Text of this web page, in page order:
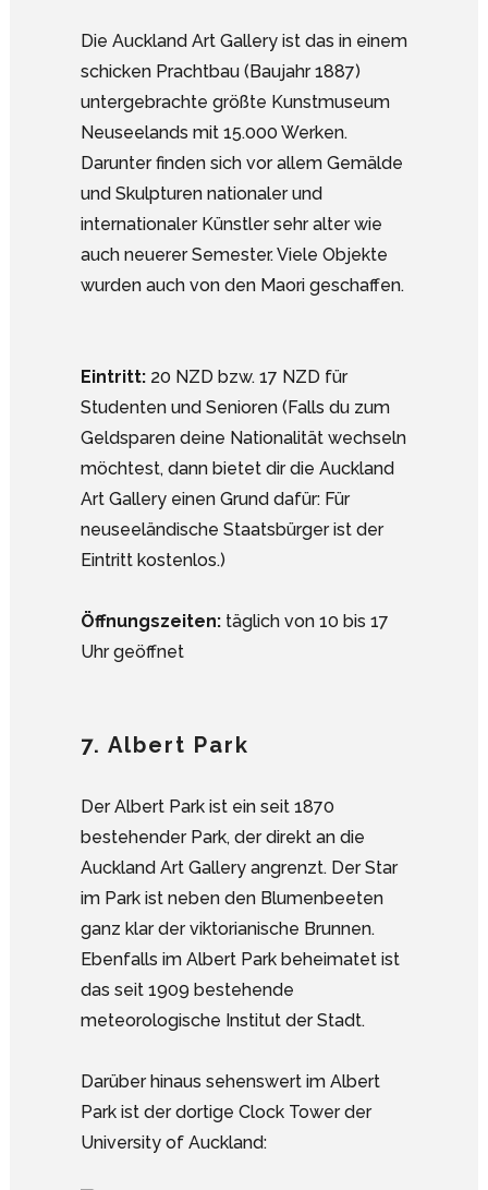
Die Auckland Art Gallery ist das in einem
schicken Prachtbau (Baujahr 1887)
untergebrachte größte Kunstmuseum
Neuseelands mit 15.000 Werken.
Darunter finden sich vor allem Gemälde
und Skulpturen nationaler und
internationaler Künstler sehr alter wie
auch neuerer Semester. Viele Objekte
wurden auch von den Maori geschaffen.
Eintritt: 20 NZD bzw. 17 NZD für
Studenten und Senioren (Falls du zum
Geldsparen deine Nationalität wechseln
möchtest, dann bietet dir die Auckland
Art Gallery einen Grund dafür: Für
neuseeländische Staatsbürger ist der
Eintritt kostenlos.)
Öffnungszeiten: täglich von 10 bis 17
Uhr geöffnet
7. Albert Park
Der Albert Park ist ein seit 1870
bestehender Park, der direkt an die
Auckland Art Gallery angrenzt. Der Star
im Park ist neben den Blumenbeeten
ganz klar der viktorianische Brunnen.
Ebenfalls im Albert Park beheimatet ist
das seit 1909 bestehende
meteorologische Institut der Stadt.
Darüber hinaus sehenswert im Albert
Park ist der dortige Clock Tower der
University of Auckland: